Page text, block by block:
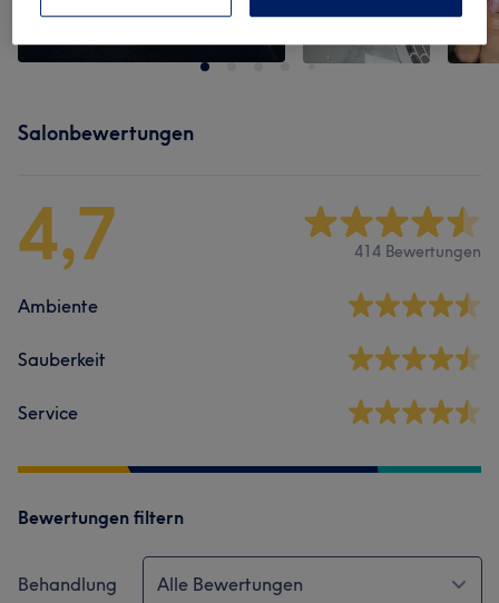
Salonbewertungen
4,7 414 Bewertungen
Ambiente
Sauberkeit
Service
Bewertungen filtern
Behandlung Alle Bewertungen